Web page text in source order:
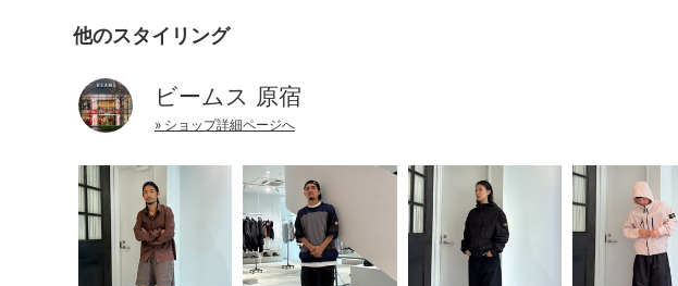
他のスタイリング
ビームス 原宿
» ショップ詳細ページへ